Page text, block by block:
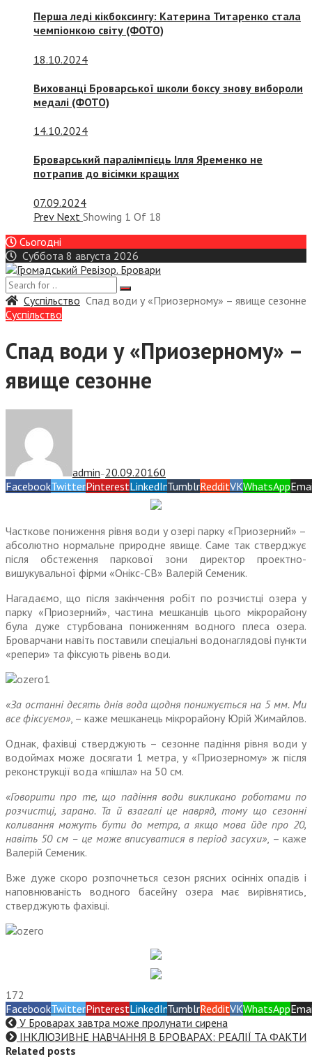
Перша леді кікбоксингу: Катерина Титаренко стала
чемпіонкою світу (ФОТО)
18.10.2024
Вихованці Броварської школи боксу знову вибороли
медалі (ФОТО)
14.10.2024
Броварський паралімпієць Ілля Яременко не
потрапив до вісімки кращих
07.09.2024
Prev Next Showing 1 Of 18
Сьогодні
Суббота 8 августа 2026
Суспiльство Спад води у «Приозерному» – явище сезонне
Суспiльство
Спад води у «Приозерному» –
явище сезонне
admin — 20.09.20160
FacebookTwitterPinterestLinkedInTumblrRedditVKWhatsApp
Часткове пониження рівня води у озері парку «Приозерний» –
абсолютно нормальне природне явище. Саме так стверджує
після обстеження паркової зони директор проектно-
вишукувальної фірми «Онікс-СВ» Валерій Семеник.
Нагадаємо, що після закінчення робіт по розчистці озера у
парку «Приозерний», частина мешканців цього мікрорайону
була дуже стурбована пониженням водного плеса озера.
Броварчани навіть поставили спеціальні водонаглядові пункти
«репери» та фіксують рівень води.
«За останні десять днів вода щодня понижується на 5 мм. Ми
все фіксуємо», – каже мешканець мікрорайону Юрій Жимайлов.
Однак, фахівці стверджують – сезонне падіння рівня води у
водоймах може досягати 1 метра, у «Приозерному» ж після
реконструкції вода «пішла» на 50 см.
«Говорити про те, що падіння води викликано роботами по
розчистці, зарано. Та й взагалі це навряд, тому що сезонні
коливання можуть бути до метра, а якщо мова йде про 20,
навіть 50 см – це може вписуватися в період засухи», – каже
Валерій Семеник.
Вже дуже скоро розпочнеться сезон рясних осінніх опадів і
наповнюваність водного басейну озера має вирівнятись,
стверджують фахівці.
172
FacebookTwitterPinterestLinkedInTumblrRedditVKWhatsApp
У Броварах завтра може пролунати сирена
ІНКЛЮЗИВНЕ НАВЧАННЯ В БРОВАРАХ: РЕАЛІЇ ТА ФАКТИ
Related posts